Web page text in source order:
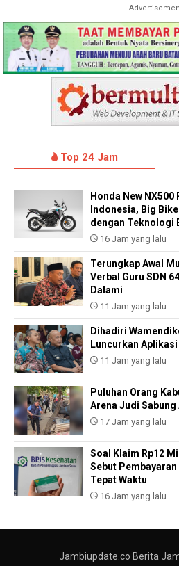
Top 24 Jam
Honda New
Indonesia, Big
dengan Teknologi
16 Jam yang lalu
Terungkap Awal
Verbal Guru SDN
Dalami
11 Jam yang lalu
Dihadiri
Luncurkan
11 Jam yang lalu
Puluhan Orang
Arena Judi Sabung
17 Jam yang lalu
Soal Klaim Rp12
Sebut Pembayaran
Tepat Waktu
16 Jam yang lalu
Jambiupdate.co Berita